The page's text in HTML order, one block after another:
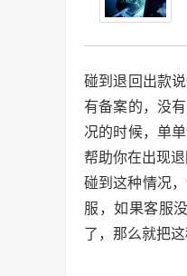
碰到退回出款
有备案的，没
况的时候，单
帮助你在出现
碰到这种情况
服，如果客服
了，那么就把